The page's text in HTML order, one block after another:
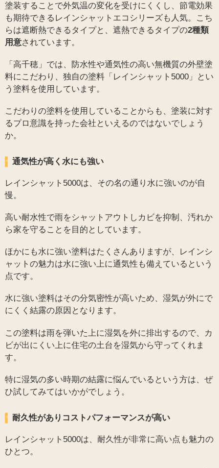
塗装することで外気温の変化を受けにくくし、節電効果
も期待できるレインシャットエコシリーズも人気。こち
らは遮断熱できるタイプと、遮熱できるタイプの2種類
用意されています。
「高千穂」では、防水性や通気性の高い無機質の外壁塗
料にこだわり、独自の塗料「レインシャット5000」とい
う塗料を使用しています。
こだわりの塗料を使用していることからも、塗装に対す
るプロ意識を持った会社といえるのではないでしょう
か。
通気性が高く水にも強い
レインシャット5000は、その名の通り水に強いのが自
慢。
高い耐水性で雨をシャットアウトしカビを抑制、汚れか
ら家を守ることを目的としています。
ほかにも水に強い塗料はたくさんありますが、レインシ
ャットの魅力は水に強い上に通気性も備えているという
点です。
水に強い塗料はその分気密性が高いため、湿気が外にで
にくく結露の原因となります。
この塗料は雨を弾いた上に湿気を外に排出するので、カ
ビが出にくい上に住宅の土台を湿気から守ってくれま
す。
特に湿気の多い時期の結露に悩んでいるという方は、ぜ
ひ試してみてはいかがでしょう。
耐久性がありコストパフォーマンスが高い
レインシャット5000は、耐久性が非常に高い点も魅力の
ひとつ。